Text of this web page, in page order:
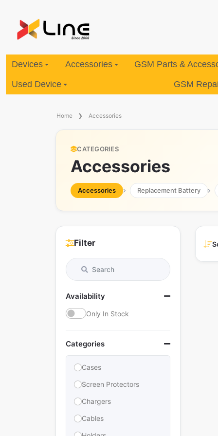
Devices Accessories GSM Parts &
Used Device GSM
Home Accessories
CATEGORIES
Accessories
Accessories Replacement Battery
Filter
Availability
Only In Stock
Categories
Cases
Screen Protectors
Chargers
Cables